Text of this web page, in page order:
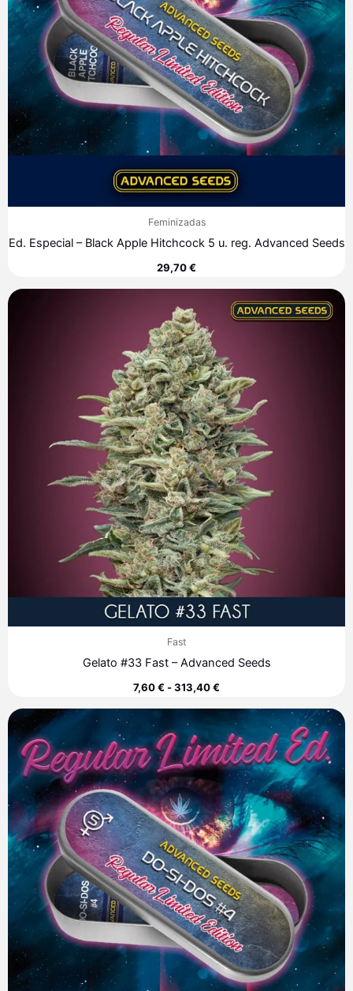
Feminizadas
Ed. Especial – Black Apple Hitchcock 5 u. reg. Advanced Seeds
29,70€
Fast
Gelato #33 Fast – Advanced Seeds
7,60€-313,40€
de
precios:
hasta
313,40 €